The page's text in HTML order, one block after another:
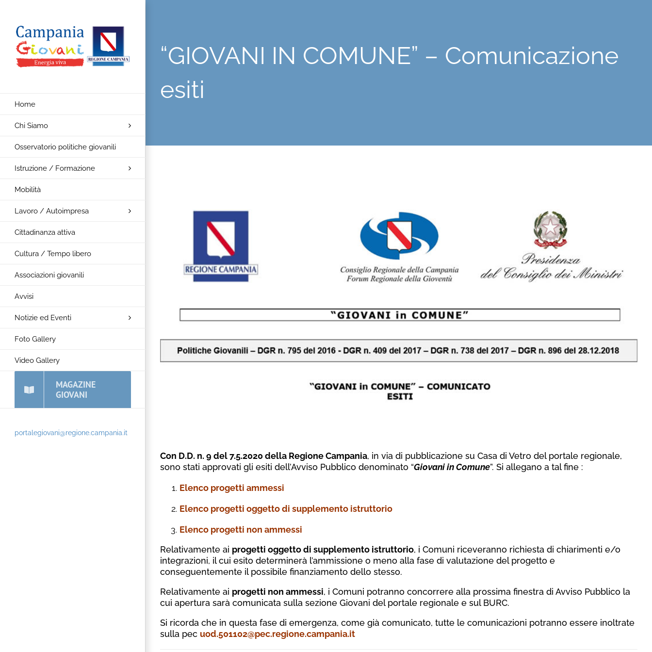
contenuto
Home
Chi Siamo
Osservatorio politiche giovanili
Istruzione / Formazione
Mobilità
Lavoro / Autoimpresa
Cittadinanza attiva
Cultura / Tempo libero
Associazioni giovanili
Avvisi
Notizie ed Eventi
Foto Gallery
Video Gallery
MAGAZINE
GIOVANI
portalegiovani@regione.campania.it
“GIOVANI IN COMUNE” – Comunicazione
esiti
Con D.D. n. 9 del 7.5.2020 della Regione Campania, in via di pubblicazione su Casa di Vetro del portale regionale,
sono stati approvati gli esiti dell’Avviso Pubblico denominato “Giovani in Comune”. Si allegano a tal fine :
Elenco progetti ammessi
Elenco progetti oggetto di supplemento istruttorio
Elenco progetti non ammessi
Relativamente ai progetti oggetto di supplemento istruttorio, i Comuni riceveranno richiesta di chiarimenti e/o
integrazioni, il cui esito determinerà l’ammissione o meno alla fase di valutazione del progetto e
conseguentemente il possibile finanziamento dello stesso.
Relativamente ai progetti non ammessi, i Comuni potranno concorrere alla prossima finestra di Avviso Pubblico la
cui apertura sarà comunicata sulla sezione Giovani del portale regionale e sul BURC.
Si ricorda che in questa fase di emergenza, come già comunicato, tutte le comunicazioni potranno essere inoltrate
sulla pec uod.501102@pec.regione.campania.it